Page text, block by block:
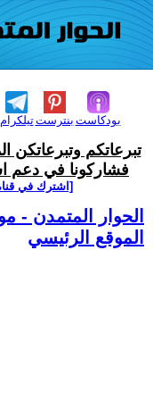
تيلكرامبنترست بودكاست
تبرعاتكم وتبرعاتكن
فشاركونا في دعم
[اشترك في
الحوار المتمدن -
الموقع الرئيسي